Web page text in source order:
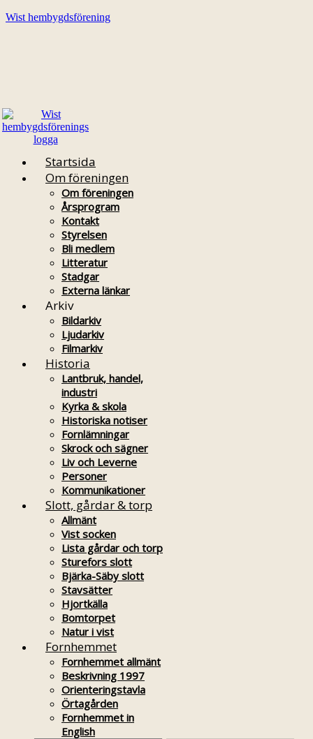
Wist hembygdsförening
Startsida
Om föreningen
Om föreningen
Årsprogram
Kontakt
Styrelsen
Bli medlem
Litteratur
Stadgar
Externa länkar
Arkiv
Bildarkiv
Ljudarkiv
Filmarkiv
Historia
Lantbruk, handel,
industri
Kyrka & skola
Historiska notiser
Fornlämningar
Skrock och sägner
Liv och Leverne
Personer
Kommunikationer
Slott, gårdar & torp
Allmänt
Vist socken
Lista gårdar och torp
Sturefors slott
Bjärka-Säby slott
Stavsätter
Hjortkälla
Bomtorpet
Natur i vist
Fornhemmet
Fornhemmet allmänt
Beskrivning 1997
Orienteringstavla
Örtagården
Fornhemmet in
English